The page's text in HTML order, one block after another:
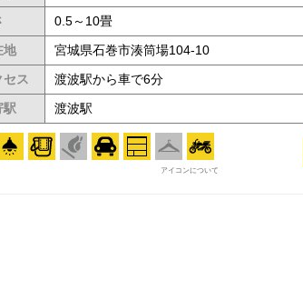
0.5～10畳
地
宮城県石巻市湊筒場104-10
セス
渡波駅から車で6分
駅
渡波駅
アイコンについて